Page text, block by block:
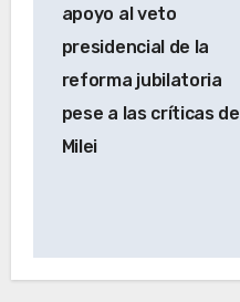
entradas
apoyo al veto
presidencial de la
reforma jubilatoria
pese a las críticas de
Milei